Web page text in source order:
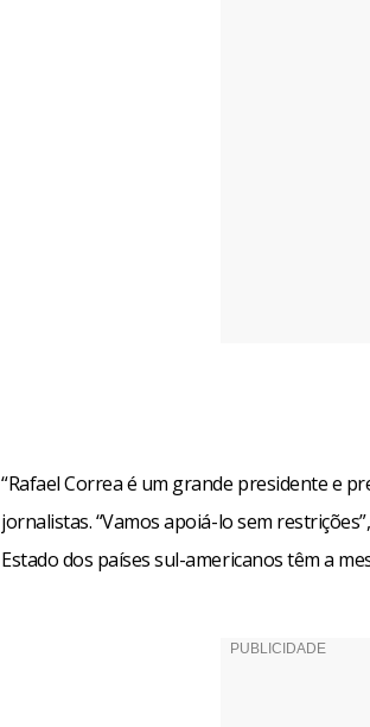
“Rafael Correa é um grande presidente e
jornalistas. “Vamos apoiá-lo sem
Estado dos países sul-americanos têm a